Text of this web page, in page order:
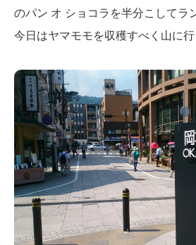
のパン オ ショコラを半分こしてラ
今日はヤマモモを収穫すべく山に行